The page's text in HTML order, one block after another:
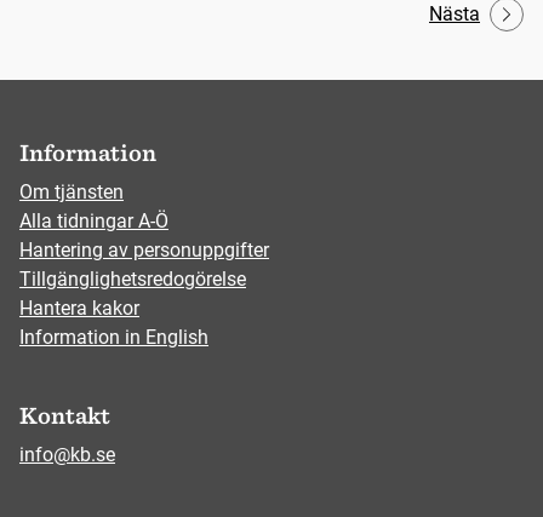
Nästa
Information
Om tjänsten
Alla tidningar A-Ö
Hantering av personuppgifter
Tillgänglighetsredogörelse
Hantera kakor
Information in English
Kontakt
info@kb.se